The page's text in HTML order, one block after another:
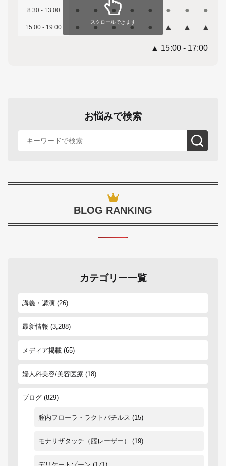
8:30 - 13:00 ● ● ● ● ● ● ● ●
15:00 - 19:00 ● ● ● ● ● ▲ ▲ ▲
スクロールできます
▲ 15:00 - 17:00
お悩みで検索
BLOG RANKING
カテゴリー一覧
講義・講演 (26)
最新情報 (3,288)
メディア掲載 (65)
婦人科美容/美容医療 (18)
ブログ (829)
腟内フローラ・ラクトバチルス (15)
モナリザタッチ（腟レーザー） (19)